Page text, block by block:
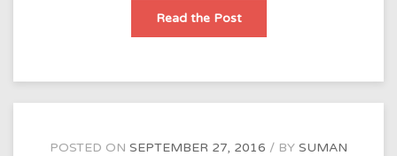
Read the Postदूर
कर
नहीं
है
POSTED ON SEPTEMBER 27, 2016 BY SUMAN